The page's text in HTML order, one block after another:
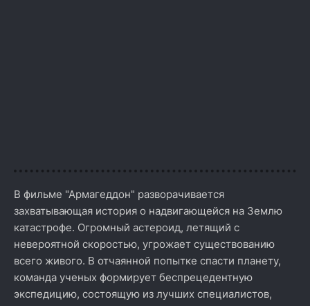
В фильме "Армагеддон" разворачивается
захватывающая история о надвигающейся на Землю
катастрофе. Огромный астероид, летящий с
невероятной скоростью, угрожает существованию
всего живого. В отчаянной попытке спасти планету,
команда ученых формирует беспрецедентную
экспедицию, состоящую из лучших специалистов,